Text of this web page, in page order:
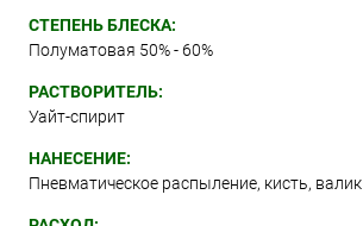
СТЕПЕНЬ БЛЕСКА:
Полуматовая 50% - 60%
РАСТВОРИТЕЛЬ:
Уайт-спирит
НАНЕСЕНИЕ:
Пневматическое распыление, кисть, валик